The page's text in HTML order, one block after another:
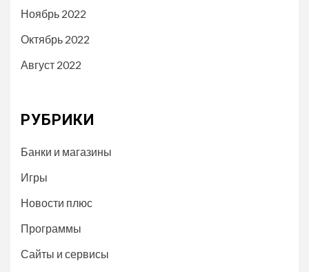
Ноябрь 2022
Октябрь 2022
Август 2022
РУБРИКИ
Банки и магазины
Игры
Новости плюс
Программы
Сайты и сервисы